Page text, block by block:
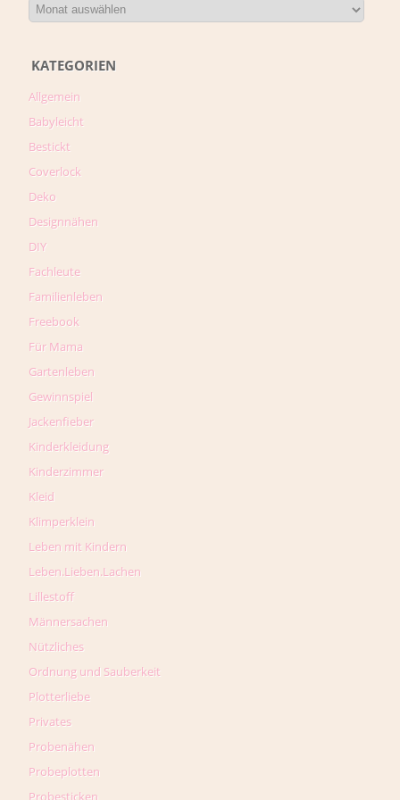
KATEGORIEN
Allgemein
Babyleicht
Bestickt
Coverlock
Deko
Designnähen
DIY
Fachleute
Familienleben
Freebook
Für Mama
Gartenleben
Gewinnspiel
Jackenfieber
Kinderkleidung
Kinderzimmer
Kleid
Klimperklein
Leben mit Kindern
Leben.Lieben.Lachen
Lillestoff
Männersachen
Nützliches
Ordnung und Sauberkeit
Plotterliebe
Privates
Probenähen
Probeplotten
Probesticken